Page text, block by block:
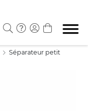
Séparateur petit